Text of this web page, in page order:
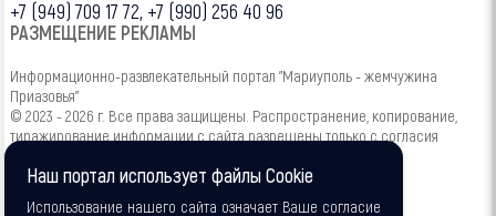
+7 (949) 709 17 72, +7 (990) 256 40 96
РАЗМЕЩЕНИЕ РЕКЛАМЫ
Информационно-развлекательный портал "Мариуполь - жемчужина
Приазовья"
© 2023 - 2026 г. Все права защищены. Распространение, копирование,
тиражирование информации с сайта разрешены только с согласия
Наш портал использует файлы Cookie
Использование нашего сайта означает Ваше согласие